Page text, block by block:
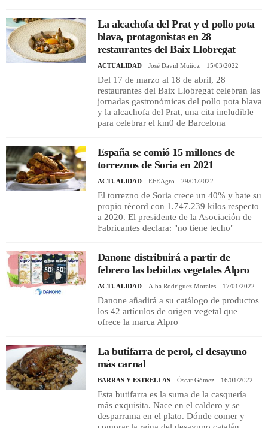
La alcachofa del Prat y el pollo pota
blava, protagonistas en 28
restaurantes del Baix Llobregat
ACTUALIDAD José David Muñoz 15/03/2022
Del 17 de marzo al 18 de abril, 28
restaurantes del Baix Llobregat celebran las
jornadas gastronómicas del pollo pota blava
y la alcachofa del Prat, una cita ineludible
para celebrar el km0 de Barcelona
España se comió 15 millones de
torreznos de Soria en 2021
ACTUALIDAD EFEAgro 29/01/2022
El torrezno de Soria crece un 40% y bate su
propio récord con 1.747.239 kilos respecto
a 2020. El presidente de la Asociación de
Fabricantes declara: "no tiene techo"
Danone distribuirá a partir de
febrero las bebidas vegetales Alpro
ACTUALIDAD Alba Rodríguez Morales 17/01/2022
Danone añadirá a su catálogo de productos
los 42 artículos de origen vegetal que
ofrece la marca Alpro
La butifarra de perol, el desayuno
más carnal
BARRAS Y ESTRELLAS Óscar Gómez 16/01/2022
Esta butifarra es la suma de la casquería
más exquisita. Nace en el caldero y se
desparrama en el plato. Dónde comer y